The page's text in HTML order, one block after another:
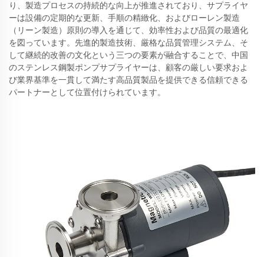
り、製造プロセスの持続的な向上が推進されており、サプライヤ
ーは設備の定期的な更新、手順の精緻化、およびローレン製造
（リーン製造）原則の導入を通じて、効率性および品質の最適化
を図っています。先進的製造技術、厳格な品質管理システム、そ
して継続的改善の文化という三つの要素が融合することで、中国
のステンレス鋼製ポンプサプライヤーは、顧客の厳しい要求およ
び業界基準を一貫して満たす高品質製品を提供できる信頼できる
パートナーとして位置付けられています。